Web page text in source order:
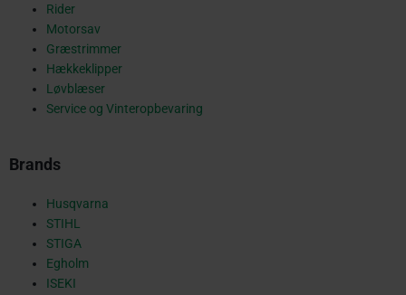
k
Rider
Motorsav
Græstrimmer
Hækkeklipper
Løvblæser
Service og Vinteropbevaring
Brands
Husqvarna
STIHL
STIGA
Egholm
ISEKI